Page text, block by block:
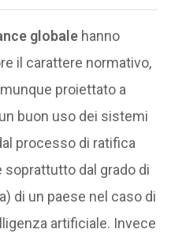
globale hanno
il carattere normativo,
proiettato a
buon uso dei sistemi
processo di ratifica
dal grado di
di un paese nel caso di
artificiale. Invece